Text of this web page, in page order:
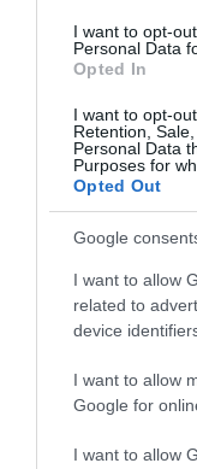
I want to opt-
Personal Data
Opted In
I want to opt-
Retention,
Personal Data
Purposes for
Opted Out
Google
I want to allow
related to
device
I want to allow
Google for
I want to allow
LIFESTYLE